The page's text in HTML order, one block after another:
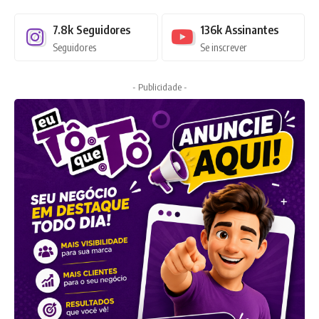
7.8k Seguidores
Seguidores
136k Assinantes
Se inscrever
- Publicidade -